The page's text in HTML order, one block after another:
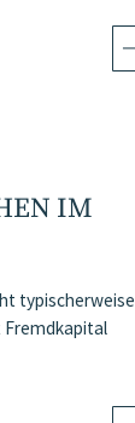
IM
typischerweise
Fremdkapital